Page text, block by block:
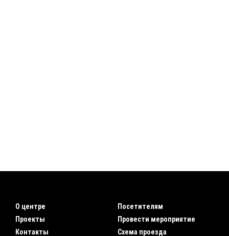
О центре
Проекты
Контакты
Посетителям
Провести мероприятие
Схема проезда